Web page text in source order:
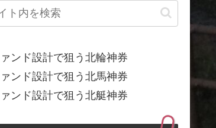
ンド設計で狙う北輪神券
ンド設計で狙う北馬神券
ンド設計で狙う北艇神券